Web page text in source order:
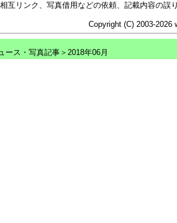
相互リンク、写真借用などの依頼、記載内容の誤
Copyright (C) 2003-2026
ース・写真記事＞2018年06月